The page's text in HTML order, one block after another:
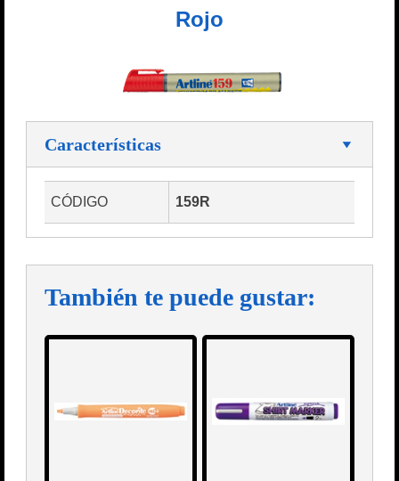
Rojo
Características
CÓDIGO 159R
También te puede gustar: